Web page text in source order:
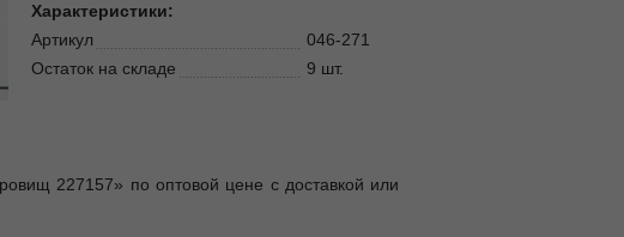
Характеристики:
Артикул
046-271
Остаток на складе
9 шт.
227157» по оптовой цене с доставкой или